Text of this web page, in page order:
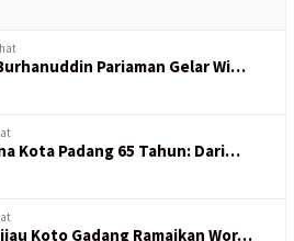
Pariaman Gelar Wi…
Kota Padang 65 Tahun: Dari…
Koto Gadang Ramaikan Wor…